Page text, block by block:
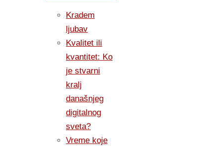
Kradem
ljubav
Kvalitet ili
kvantitet: Ko
je stvarni
kralj
današnjeg
digitalnog
sveta?
Vreme koje